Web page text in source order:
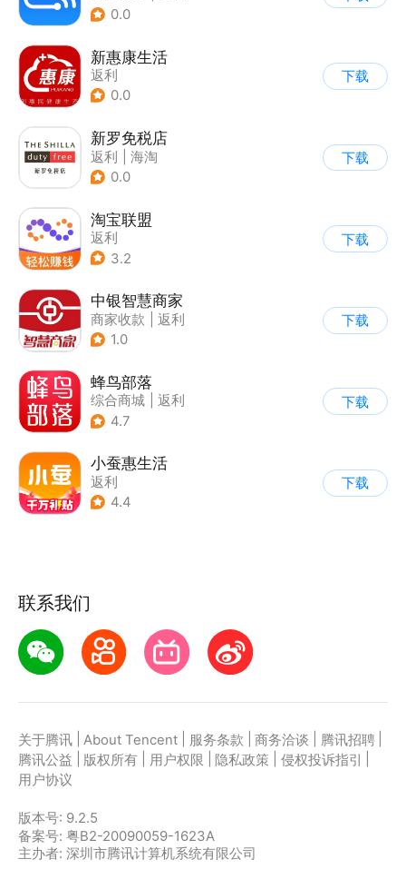
0.0
新惠康生活
返利
0.0
下载
新罗免税店
返利
海淘
0.0
下载
淘宝联盟
返利
3.2
下载
中银智慧商家
商家收款
返利
1.0
下载
蜂鸟部落
综合商城
返利
4.7
下载
小蚕惠生活
返利
4.4
下载
联系我们
关于腾讯 About Tencent 服务条款 商务洽谈 腾讯招聘
腾讯公益
版权所有 用户权限 隐私政策 侵权投诉指引
用户协议
版本号: 9.2.5
备案号: 粤B2-20090059-1623A
主办者: 深圳市腾讯计算机系统有限公司